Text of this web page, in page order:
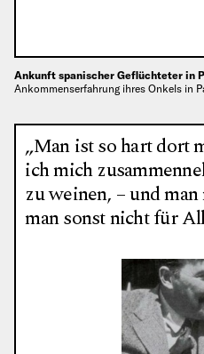
Ankunft spanischer Geflüchteter in
Ankommenserfahrung ihres Onkels in
„Man ist so hart dort
ich mich
zu weinen, – und
man sonst nicht für